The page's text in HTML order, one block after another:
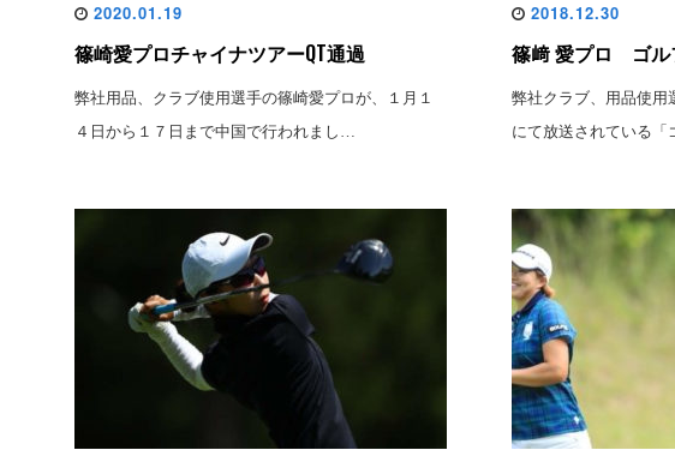
2020.01.19
篠崎愛プロチャイナツアーQT通過
弊社用品、クラブ使用選手の篠崎愛プロが、１月１
４日から１７日まで中国で行われまし…
2018.12.30
篠﨑 愛プロ ゴル
弊社クラブ、用品使用
にて放送されている